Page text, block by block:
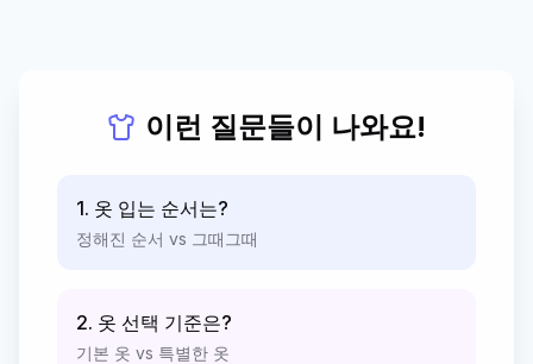
이런 질문들이 나와요!
1. 옷 입는 순서는?
정해진 순서 vs 그때그때
2. 옷 선택 기준은?
기본 옷 vs 특별한 옷